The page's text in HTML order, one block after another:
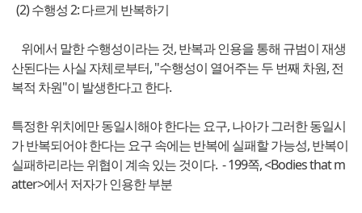
(2) 수행성 2: 다르게 반복하기
위에서 말한 수행성이라는 것, 반복과 인용을 통해 규범이 재생
산된다는 사실 자체로부터, "수행성이 열어주는 두 번째 차원, 전
복적 차원"이 발생한다고 한다.
특정한 위치에만 동일시해야 한다는 요구, 나아가 그러한 동일시
가 반복되어야 한다는 요구 속에는 반복에 실패할 가능성, 반복이
실패하리라는 위협이 계속 있는 것이다. - 199쪽, <Bodies that m
atter>에서 저자가 인용한 부분